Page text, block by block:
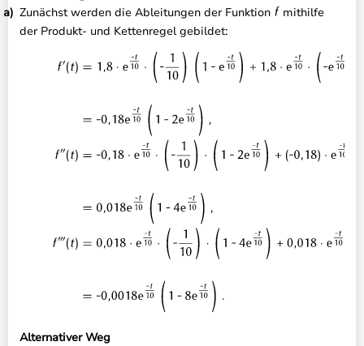
Zunächst werden die Ableitungen der Funktion
mithilfe
der Produkt- und Kettenregel gebildet:
Alternativer Weg